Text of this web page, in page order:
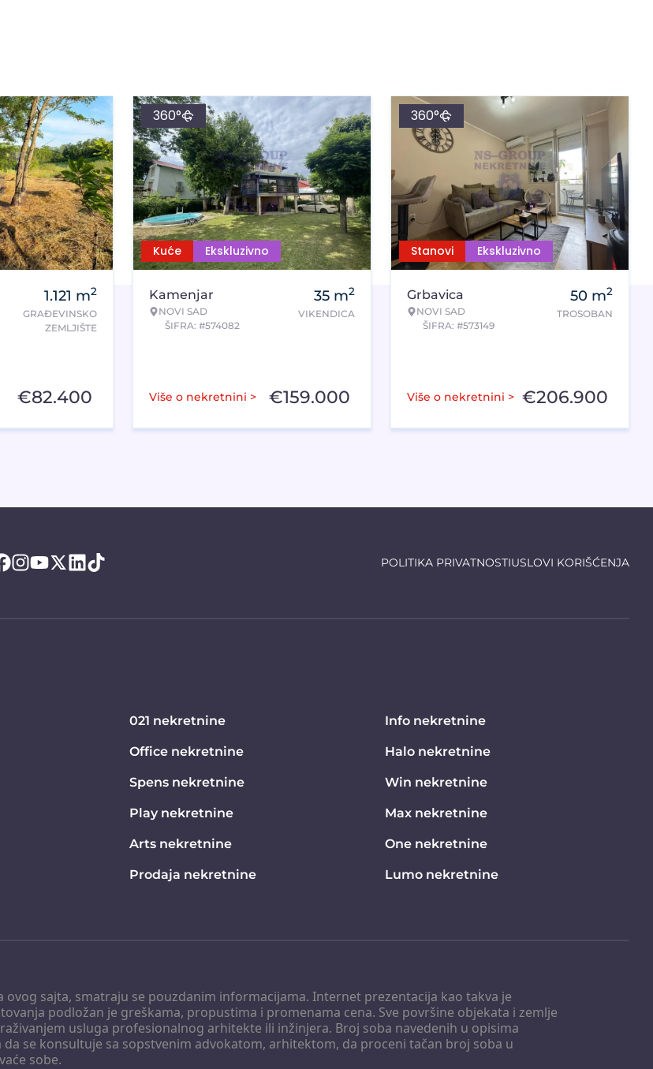
1.121 m2
GRAĐEVINSKO
ZEMLJIŠTE
€82.400
Kuće Ekskluzivno
360°
Kamenjar
NOVI SAD
ŠIFRA: #574082
35 m2
VIKENDICA
Više o nekretnini > €159.000
Stanovi Ekskluzivno
360°
Grbavica
NOVI SAD
ŠIFRA: #573149
50 m2
TROSOBAN
Više o nekretnini > €206.900
POLITIKA PRIVATNOSTIUSLOVI KORIŠĆENJA
sajta, smatraju se pouzdanim informacijama. Internet prezentacija kao takva je
podložan je greškama, propustima i promenama cena. Sve površine objekata i zemlje
usluga profesionalnog arhitekte ili inžinjera. Broj soba navedenih u opisima
se konsultuje sa sopstvenim advokatom, arhitektom, da proceni tačan broj soba u
sobe.
021 nekretnine Info nekretnine
Office nekretnine Halo nekretnine
Spens nekretnine Win nekretnine
Play nekretnine Max nekretnine
Arts nekretnine One nekretnine
Prodaja nekretnine Lumo nekretnine